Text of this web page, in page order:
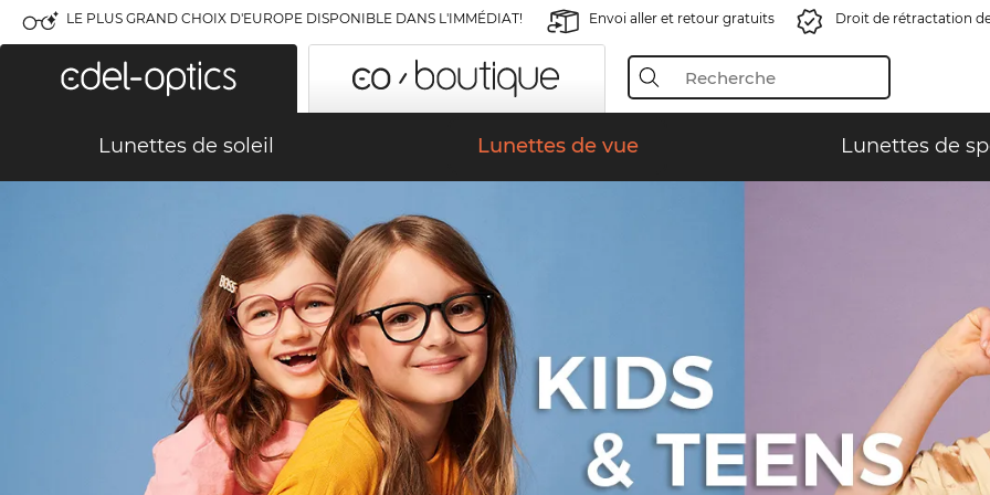
LE PLUS GRAND CHOIX D'EUROPE DISPONIBLE DANS L'IMMÉDIAT! Envoi aller et retour gratuits Droit de rétractation
Lunettes de soleil Lunettes de vue Lunettes de